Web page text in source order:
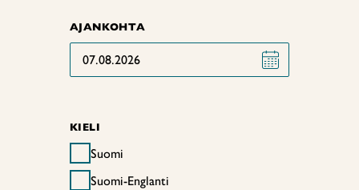
AJANKOHTA
07.08.2026
KIELI
Suomi
Suomi-Englanti